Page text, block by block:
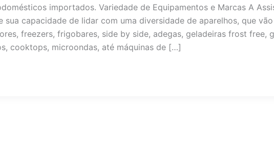
importados. Variedade de Equipamentos e Marcas A
sua capacidade de lidar com uma diversidade de aparelhos, que
freezers, frigobares, side by side, adegas, geladeiras frost free,
cooktops, microondas, até máquinas de […]